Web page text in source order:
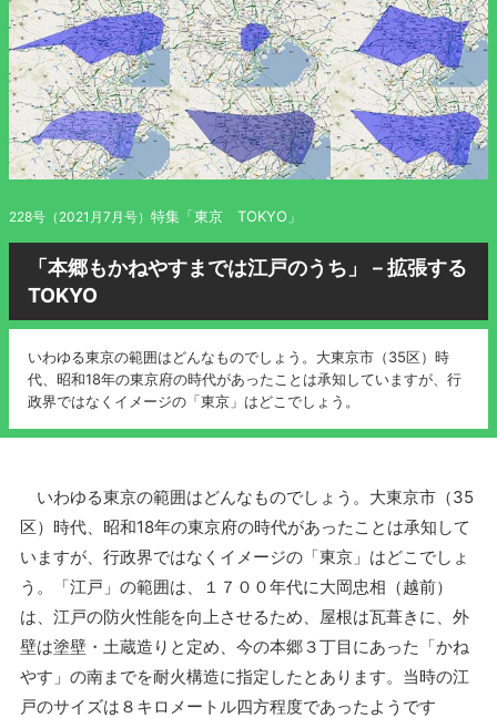
228号（2021月7月号） 特集「東京 TOKYO」
「本郷もかねやすまでは江戸のうち」－拡張する
TOKYO
いわゆる東京の範囲はどんなものでしょう。大東京市（35区）時
代、昭和18年の東京府の時代があったことは承知していますが、行
政界ではなくイメージの「東京」はどこでしょう。
いわゆる東京の範囲はどんなものでしょう。大東京市（35
区）時代、昭和18年の東京府の時代があったことは承知して
いますが、行政界ではなくイメージの「東京」はどこでしょ
う。「江戸」の範囲は、１７００年代に大岡忠相（越前）
は、江戸の防火性能を向上させるため、屋根は瓦葺きに、外
壁は塗壁・土蔵造りと定め、今の本郷３丁目にあった「かね
やす」の南までを耐火構造に指定したとあります。当時の江
戸のサイズは８キロメートル四方程度であったようです